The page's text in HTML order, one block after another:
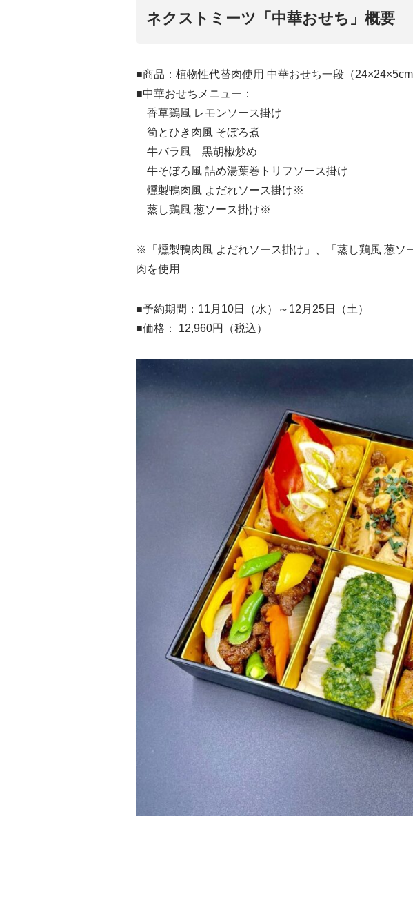
ネクストミーツ「中華おせち」概要
■商品：植物性代替肉使用 中華おせち一段（24×24×5cm
■中華おせちメニュー：
香草鶏風 レモンソース掛け
筍とひき肉風 そぼろ煮
牛バラ風 黒胡椒炒め
牛そぼろ風 詰め湯葉巻トリフソース掛け
燻製鴨肉風 よだれソース掛け※
蒸し鶏風 葱ソース掛け※
※「燻製鴨肉風 よだれソース掛け」、「蒸し鶏風 葱ソ
肉を使用
■予約期間：11月10日（水）～12月25日（土）
■価格： 12,960円（税込）